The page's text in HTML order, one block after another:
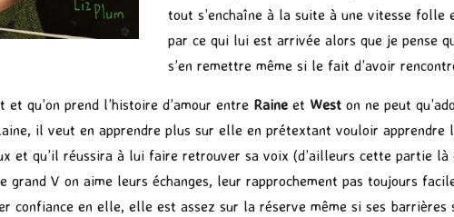
tout s’enchaîne à la suite à une vitesse folle
par ce qui lui est arrivée alors que je pense
s’en remettre même si le fait d’avoir
et qu’on prend l’histoire d’amour entre Raine et West on ne peut
il veut en apprendre plus sur elle en prétextant vouloir apprendre
et qu’il réussira à lui faire retrouver sa voix (d’ailleurs cette partie
grand V on aime leurs échanges, leur rapprochement pas toujours
confiance en elle, elle est assez sur la réserve même si ses